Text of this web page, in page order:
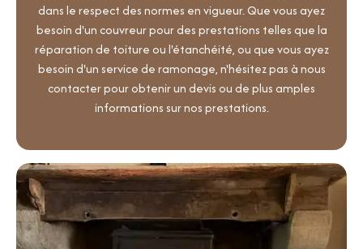
dans le respect des normes en vigueur. Que vous ayez
besoin d'un couvreur pour des prestations telles que la
réparation de toiture ou l'étanchéité, ou que vous ayez
besoin d'un service de ramonage, n'hésitez pas à nous
contacter pour obtenir un devis ou de plus amples
informations sur nos prestations.